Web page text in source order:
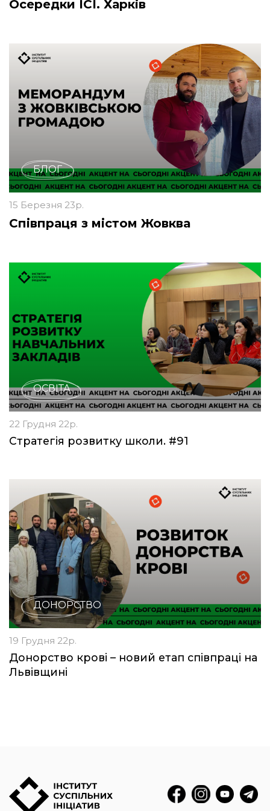
Осередки ІСІ. Харків
БЛОГ
15 Березня 23р.
Співпраця з містом Жовква
ОСВІТА
22 Грудня 22р.
Стратегія розвитку школи. #91
ДОНОРСТВО
19 Грудня 22р.
Донорство крові – новий етап співпраці на
Львівщині